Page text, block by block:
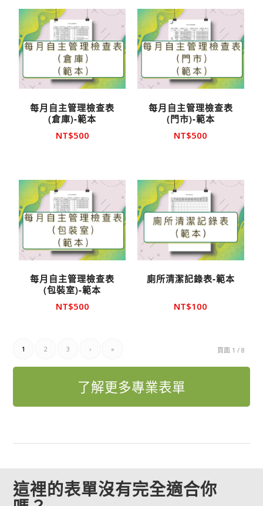
每月自主管理檢查表
(倉庫)-範本
NT$500
每月自主管理檢查表
(門市)-範本
NT$500
每月自主管理檢查表
(包裝室)-範本
NT$500
廁所清潔記錄表-範本
NT$100
頁面 1 / 8
1 2 3 › »
了解更多專業表單
這裡的表單沒有完全適合你